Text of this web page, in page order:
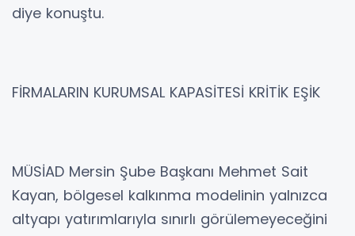
diye konuştu.
FİRMALARIN KURUMSAL KAPASİTESİ KRİTİK EŞİK
MÜSİAD Mersin Şube Başkanı Mehmet Sait
Kayan, bölgesel kalkınma modelinin yalnızca
altyapı yatırımlarıyla sınırlı görülemeyeceğini